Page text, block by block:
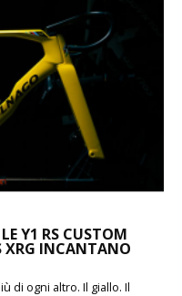
Y1 RS CUSTOM
XRG INCANTANO
di ogni altro. Il giallo. Il